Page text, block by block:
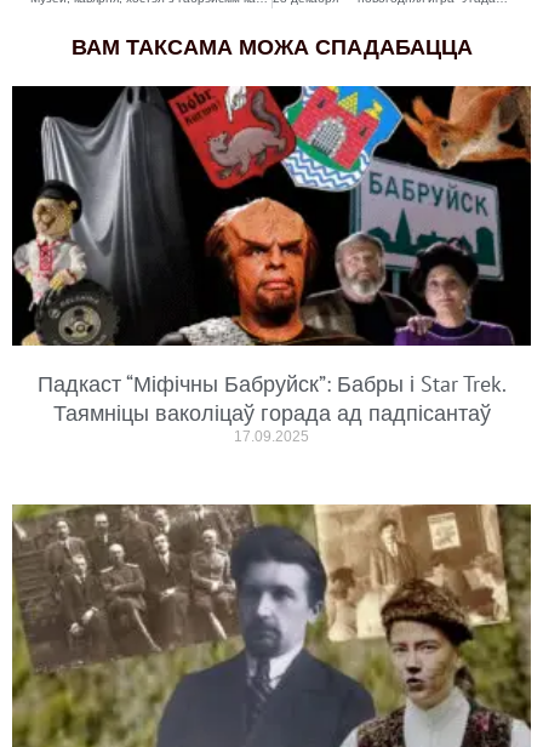
ВАМ ТАКСАМА МОЖА СПАДАБАЦЦА
Падкаст “Міфічны Бабруйск”: Бабры і Star Trek.
Таямніцы ваколіцаў горада ад падпісантаў
17.09.2025